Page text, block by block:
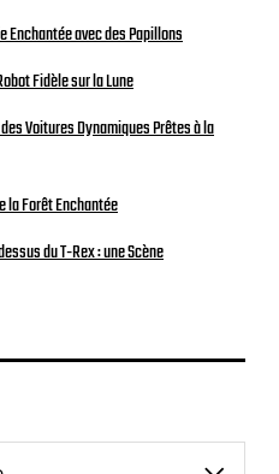
Enchantée avec des Papillons
Fidèle sur la Lune
Voitures Dynamiques Prêtes à la
la Forêt Enchantée
du T-Rex : une Scène